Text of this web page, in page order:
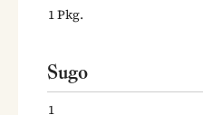
1Pkg.
Sugo
1